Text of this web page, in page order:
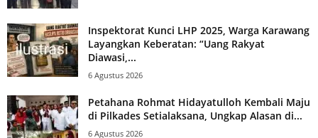
Inspektorat Kunci LHP 2025, Warga Karawang
Layangkan Keberatan: “Uang Rakyat
Diawasi,...
6 Agustus 2026
Petahana Rohmat Hidayatulloh Kembali Maju
di Pilkades Setialaksana, Ungkap Alasan di...
6 Agustus 2026